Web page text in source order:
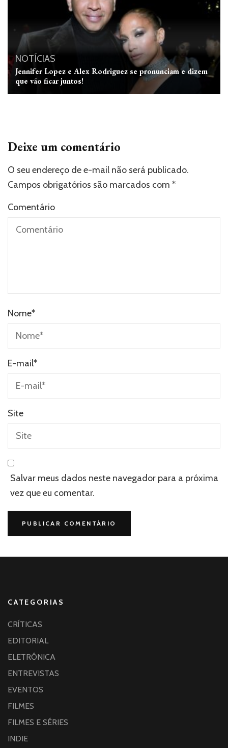
NOTÍCIAS
Jennifer Lopez e Alex Rodriguez se pronunciam e dizem
que vão ficar juntos!
Deixe um comentário
O seu endereço de e-mail não será publicado.
Campos obrigatórios são marcados com *
Comentário
Nome*
E-mail*
Site
Salvar meus dados neste navegador para a próxima
vez que eu comentar.
CATEGORIAS
CRÍTICAS
EDITORIAL
ELETRÔNICA
ENTREVISTAS
EVENTOS
FILMES
FILMES E SÉRIES
INDIE